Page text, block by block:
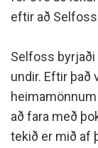
eftir að
Selfoss byrjaði
undir. Eftir það
að fara með
tekið er mið af